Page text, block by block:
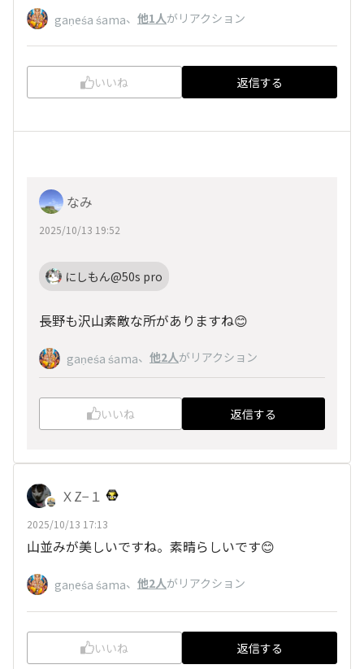
gaṇeśa śama、 他1人がリアクション
いいね 返信する
なみ
2025/10/13 19:52
にしもん@50s pro
長野も沢山素敵な所がありますね😊
gaṇeśa śama、 他2人がリアクション
いいね 返信する
ＸZ−１
2025/10/13 17:13
山並みが美しいですね。素晴らしいです😊
gaṇeśa śama、 他2人がリアクション
いいね 返信する